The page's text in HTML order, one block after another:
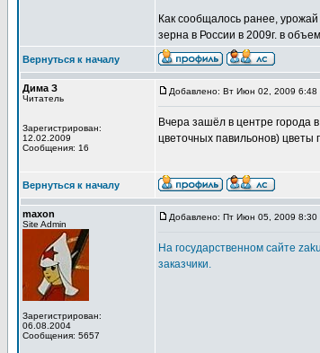
Как сообщалось ранее,
зерна в России в 2009г. в
Вернуться к началу
Дима З
Читатель
Зарегистрирован:
12.02.2009
Сообщения: 16
Добавлено: Вт Июн 02, 2009 6:48
Вчера зашёл в центре города
цветочных павильонов) цветы
Вернуться к началу
maxon
Site Admin
Зарегистрирован:
06.08.2004
Сообщения: 5657
Добавлено: Пт Июн 05, 2009 8:30
На государственном сайте
заказчики.